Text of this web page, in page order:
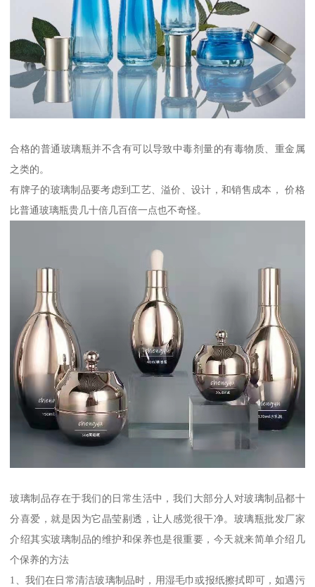
合格的普通玻璃瓶并不含有可以导致中毒剂量的有毒物质、重金属
之类的。
有牌子的玻璃制品要考虑到工艺、溢价、设计，和销售成本， 价格
比普通玻璃瓶贵几十倍几百倍一点也不奇怪。
玻璃制品存在于我们的日常生活中，我们大部分人对玻璃制品都十
分喜爱，就是因为它晶莹剔透，让人感觉很干净。玻璃瓶批发厂家
介绍其实玻璃制品的维护和保养也是很重要，今天就来简单介绍几
个保养的方法
1、我们在日常清洁玻璃制品时，用湿毛巾或报纸擦拭即可，如遇污